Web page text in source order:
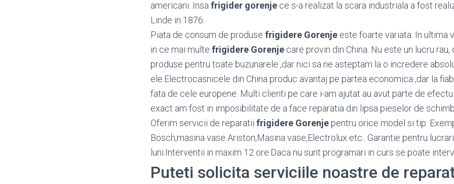
americani. Insa frigider gorenje ce s-a realizat la scara industriala a fost
Linde in 1876.
Piata de consum de produse frigidere Gorenje este foarte variata. In ultima
in ce mai multe frigidere Gorenje care provin din China. Nu este un lucru
produse pentru toate buzunarele ,dar nici sa ne asteptam la o incredere
ele.Electrocasnicele din China produc avantaj pe partea economica ,dar la
fata de cele europene. Multi clienti pe care i-am ajutat au avut parte de
exact am fost in imposibilitate de a face reparatia din lipsa pieselor de
Oferim servicii de reparatii frigidere Gorenje pentru orice model si tip.
Bosch,masina vase Ariston,Masina vase,Electrolux etc.. Garantie pentru
luni.Interventii in maxim 12 ore.Daca nu sunt programari in curs se poate
Puteti solicita serviciile noastre de